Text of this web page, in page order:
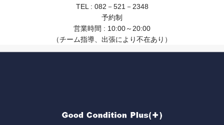
TEL : 082－521－2348
予約制
営業時間 : 10:00～20:00
（チーム指導、出張により不在あり）